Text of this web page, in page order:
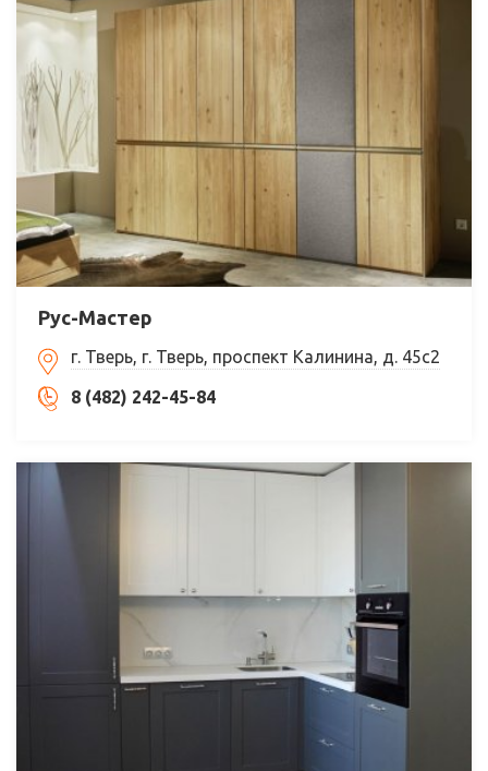
Рус-Мастер
г. Тверь, г. Тверь, проспект Калинина, д. 45с2
8 (482) 242-45-84